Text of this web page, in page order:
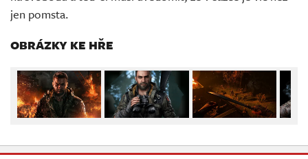
jen pomsta.
OBRÁZKY KE HŘE